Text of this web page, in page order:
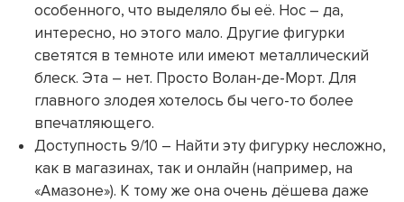
особенного, что выделяло бы её. Нос – да,
интересно, но этого мало. Другие фигурки
светятся в темноте или имеют металлический
блеск. Эта – нет. Просто Волан-де-Морт. Для
главного злодея хотелось бы чего-то более
впечатляющего.
Доступность 9/10 – Найти эту фигурку несложно,
как в магазинах, так и онлайн (например, на
«Амазоне»). К тому же она очень дёшева даже